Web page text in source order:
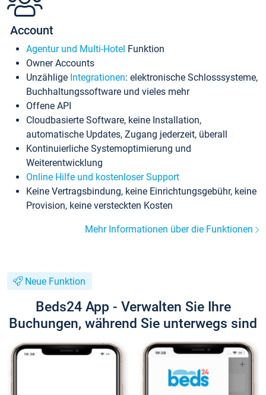
Account
Agentur und Multi-Hotel Funktion
Owner Accounts
Unzählige Integrationen: elektronische Schlosssysteme,
Buchhaltungssoftware und vieles mehr
Offene API
Cloudbasierte Software, keine Installation,
automatische Updates, Zugang jederzeit, überall
Kontinuierliche Systemoptimierung und
Weiterentwicklung
Online Hilfe und kostenloser Support
Keine Vertragsbindung, keine Einrichtungsgebühr, keine
Provision, keine versteckten Kosten
Mehr Informationen über die Funktionen
Neue Funktion
Beds24 App - Verwalten Sie Ihre
Buchungen, während Sie unterwegs sind